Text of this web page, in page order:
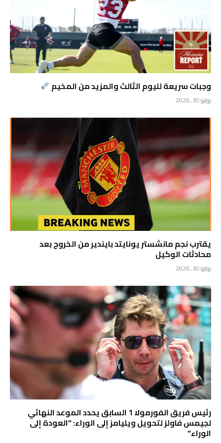
وجبات سريعة لليوم الثالث والمزيد من المخيم
يوليو 30, 2026
يقترب نجم مانشستر يونايتد بايندير من الخروج بعد
محادثات الوكيل
يوليو 30, 2026
رئيس فريق الفورمولا 1 السابق يحدد الموعد النهائي
لجيمس فاولز لتحويل ويليامز إلى الوراء: “العودة إلى
الوراء”